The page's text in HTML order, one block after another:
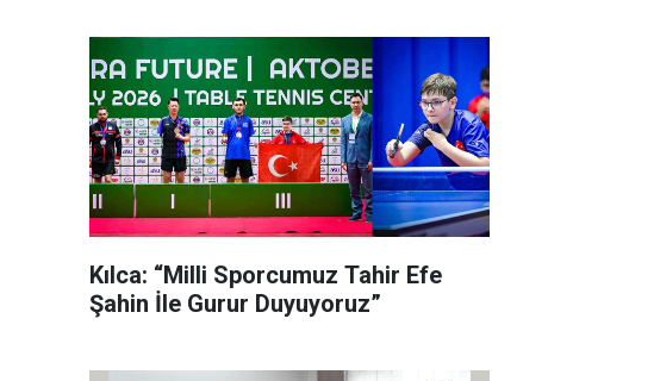
Kılca: “Milli Sporcumuz Tahir Efe
Şahin İle Gurur Duyuyoruz”